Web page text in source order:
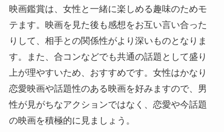
映画鑑賞は、女性と一緒に楽しめる趣味のためモ
テます。映画を見た後も感想をお互い言い合った
りして、相手との関係性がより深いものとなりま
す。また、合コンなどでも共通の話題として盛り
上が理やすいため、おすすめです。女性はかなり
恋愛映画や話題性のある映画を好みますので、男
性が見がちなアクションではなく、恋愛や今話題
の映画を積極的に見ましょう。